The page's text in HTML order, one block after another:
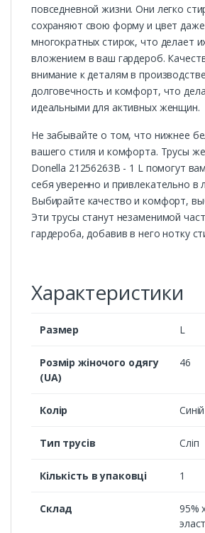
повседневной жизни. Они легко
сохраняют свою форму и цвет
многократных стирок, что делает
вложением в ваш гардероб.
внимание к деталям в
долговечность и комфорт, что
идеальными для активных женщин.
Не забывайте о том, что нижнее
вашего стиля и комфорта. Трусы
Donella 21256263B - 1 L помогут
себя уверенно и привлекательно в
Выбирайте качество и комфорт,
Эти трусы станут незаменимой
гардероба, добавив в него нотку
Характеристики
Размер L
Розмір жіночого одягу
(UA)
46
Колір Синій
Тип трусів Сліп
Кількість в упаковці 1
Склад
95%